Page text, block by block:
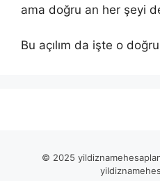
ama doğru an her şeyi
Bu açılım da işte o
© 2025